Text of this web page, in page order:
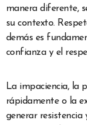
manera diferente,
su contexto.
demás es
confianza y el
La impaciencia, la
rápidamente o la
generar resistencia